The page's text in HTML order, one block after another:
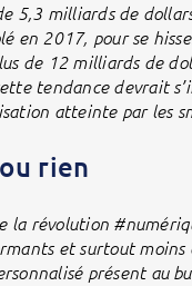
5,3 milliards de
en 2017, pour se
de 12 milliards de
tendance devrait
atteinte par les
rien
la révolution
et surtout moins
présent au